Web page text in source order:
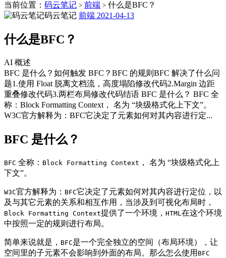
当前位置： 码云笔记 > 前端 > 什么是BFC？
码云笔记 前端 2021-04-13
什么是BFC？
AI 概述
BFC 是什么？如何触发 BFC？BFC 的规则BFC 解决了什么问
题1.使用 Float 脱离文档流，高度塌陷修改代码2.Margin 边距
重叠修改代码3.两栏布局修改代码结语 BFC 是什么？ BFC 全
称：Block Formatting Context， 名为 “块级格式化上下文”。
W3C官方解释为：BFC它决定了元素如何对其内容进行定...
BFC 是什么？
BFC 全称： Block Formatting Context ， 名为 “块级格式化上
下文”。
W3C官方解释为： BFC它决定了元素如何对其内容进行定位，以
及与其它元素的关系和相互作用，当涉及到可视化布局时，
Block Formatting Context提供了一个环境， HTML 在这个环境
中按照一定的规则进行布局。
简单来说就是， BFC是一个完全独立的空间（布局环境），让
空间里的子元素不会影响到外面的布局。那么怎么使用 BFC